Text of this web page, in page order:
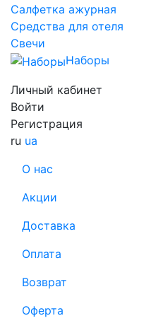
Салфетка ажурная
Средства для отеля
Свечи
Наборы
Личный кабинет
Войти
Регистрация
ru ua
О нас
Акции
Доставка
Оплата
Возврат
Оферта